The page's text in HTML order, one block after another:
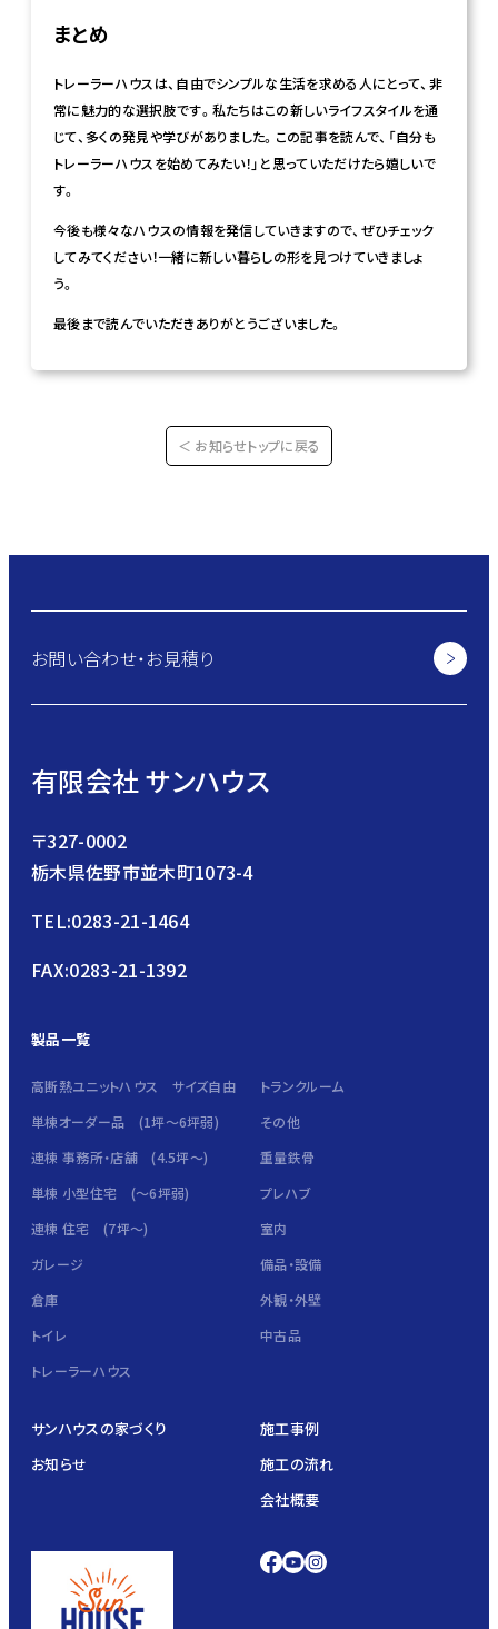
まとめ
トレーラーハウスは、自由でシンプルな生活を求める人にとって、非
常に魅力的な選択肢です。私たちはこの新しいライフスタイルを通
じて、多くの発見や学びがありました。この記事を読んで、「自分も
トレーラーハウスを始めてみたい！」と思っていただけたら嬉しいで
す。
今後も様々なハウスの情報を発信していきますので、ぜひチェック
してみてください！一緒に新しい暮らしの形を見つけていきましょ
う。
最後まで読んでいただきありがとうございました。
＜ お知らせトップに戻る
お問い合わせ・お見積り
有限会社 サンハウス
〒327-0002
栃木県佐野市並木町1073-4
TEL:0283-21-1464
FAX:0283-21-1392
製品一覧
高断熱ユニットハウス サイズ自由
トランクルーム
単棟オーダー品 (1坪～6坪弱)
その他
連棟 事務所・店舗 (4.5坪～)
重量鉄骨
単棟 小型住宅 (～6坪弱)
プレハブ
連棟 住宅 (7坪～)
室内
ガレージ
備品・設備
倉庫
外観・外壁
トイレ
中古品
トレーラーハウス
サンハウスの家づくり
お知らせ
施工事例
施工の流れ
会社概要